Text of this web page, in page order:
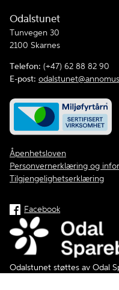
Odalstunet
Tunvegen 30
2100 Skarnes
Telefon: (+47) 62 88 82 90
E-post:
Åpenhetsloven
Personvernerklæring og
Tilgjengelighetserklæring
Facebook
Odalstunet støttes av Odal